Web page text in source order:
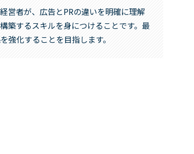
営者が、広告とPRの違いを明確に理解
築するスキルを身につけることです。最
化することを目指します。